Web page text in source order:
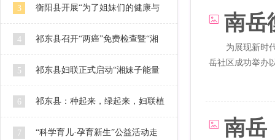
套医用防护服送到衡东县疾控中心
3 衡阳县开展“为了姐妹们的健康与
幸福”大型公益活动
4 祁东县召开“两癌”免费检查暨“湘
女关爱保”工作推进会
5 祁东县妇联正式启动“湘妹子能量
家园”活动
6 祁东县：种起来，绿起来，妇联植
树活动干起来！
7 “科学育儿·孕育新生”公益活动走
南岳
为展现新时
岳社区成功举办
南岳